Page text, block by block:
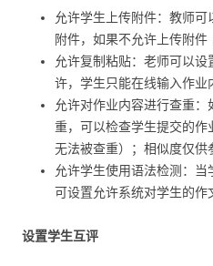
允许学生上传附件：教师
附件，如果不允许上传附件
允许复制粘贴：老师可以
许，学生只能在线输入作业
允许对作业内容进行查重
重，可以检查学生提交的
无法被查重）；相似度仅供
允许学生使用语法检测：当
可设置允许系统对学生的作
设置学生互评